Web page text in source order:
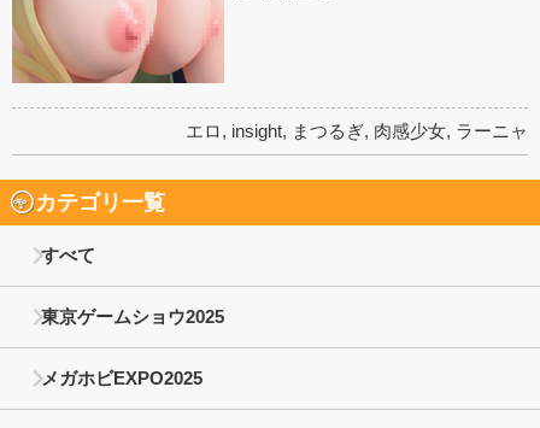
エロ, insight, まつるぎ, 肉感少女, ラーニャ
カテゴリ一覧
すべて
東京ゲームショウ2025
メガホビEXPO2025